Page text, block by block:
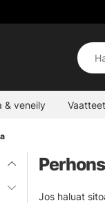
& veneily
Jos haluat